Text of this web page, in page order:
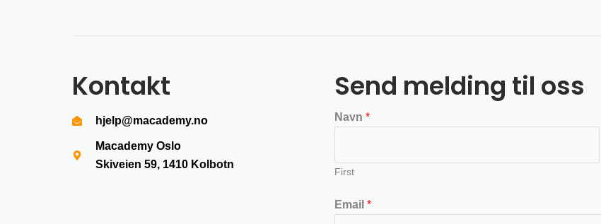
Kontakt
hjelp@macademy.no
Macademy Oslo
Skiveien 59, 1410 Kolbotn
Send melding til oss
Navn*
First
Email*